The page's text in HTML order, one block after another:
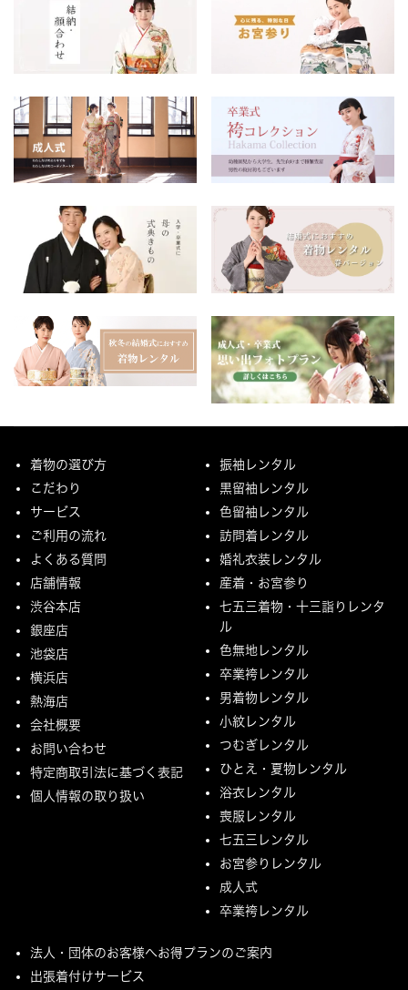
着物の選び方
こだわり
サービス
ご利用の流れ
よくある質問
店舗情報
渋谷本店
銀座店
池袋店
横浜店
熱海店
会社概要
お問い合わせ
特定商取引法に基づく表記
個人情報の取り扱い
振袖レンタル
黒留袖レンタル
色留袖レンタル
訪問着レンタル
婚礼衣装レンタル
産着・お宮参り
七五三着物・十三詣りレンタ
ル
色無地レンタル
卒業袴レンタル
男着物レンタル
小紋レンタル
つむぎレンタル
ひとえ・夏物レンタル
浴衣レンタル
喪服レンタル
七五三レンタル
お宮参りレンタル
成人式
卒業袴レンタル
法人・団体のお客様へお得プランのご案内
出張着付けサービス